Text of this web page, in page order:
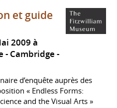
et guide
2009 à
Cambridge
d’enquête auprès des
« Endless Forms:
and the Visual Arts »